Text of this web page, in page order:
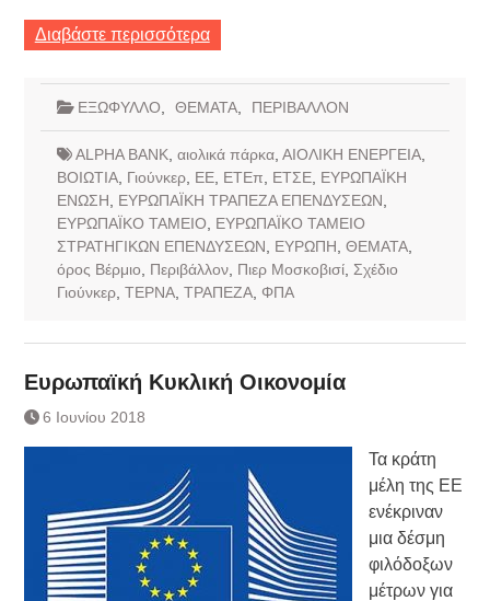
Διαβάστε περισσότερα
ΕΞΩΦΥΛΛΟ ΘΕΜΑΤΑ, ΠΕΡΙΒΑΛΛΟΝ
ALPHA BANK, αιολικά πάρκα, ΑΙΟΛΙΚΗ ΕΝΕΡΓΕΙΑ,
ΒΟΙΩΤΙΑ, Γιούνκερ, ΕΕ, ΕΤΕπ ΕΤΣΕ, ΕΥΡΩΠΑΪΚΗ
ΕΝΩΣΗ
ΕΥΡΩΠΑΪΚΗ ΤΡΑΠΕΖΑ ΕΠΕΝΔΥΣΕΩΝ
ΕΥΡΩΠΑΪΚΟ ΤΑΜΕΙΟ
ΕΥΡΩΠΑΪΚΟ ΤΑΜΕΙΟ
ΣΤΡΑΤΗΓΙΚΩΝ ΕΠΕΝΔΥΣΕΩΝ
ΕΥΡΩΠΗ ΘΕΜΑΤΑ,
όρος Βέρμιο
Περιβάλλον, Πιερ Μοσκοβισί, Σχέδιο
Γιούνκερ, ΤΕΡΝΑ, ΤΡΑΠΕΖΑ, ΦΠΑ
Ευρωπαϊκή Κυκλική Οικονομία
6 Ιουνίου 2018
Τα κράτη
μέλη της ΕΕ
ενέκριναν
μια δέσμη
φιλόδοξων
μέτρων για